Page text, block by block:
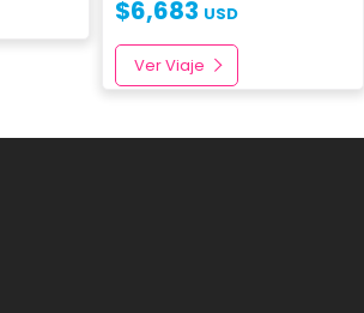
$6,683 USD
Ver Viaje